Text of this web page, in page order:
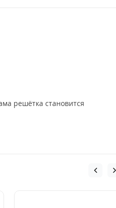
решётка становится